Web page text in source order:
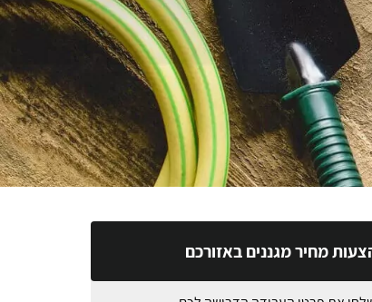
מחיר מגננים באזורכם